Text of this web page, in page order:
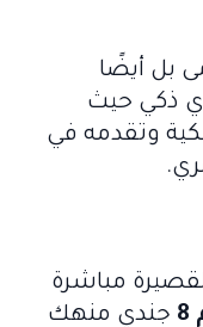
بل أيضًا
ذكي حيث
وتقدمه في
مباشرة
جندي منهك